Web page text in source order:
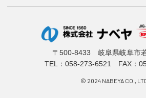
〒500-8433 岐阜県岐阜市
TEL： 058-273-6521 FAX：
© 2024 NABEYA CO.,